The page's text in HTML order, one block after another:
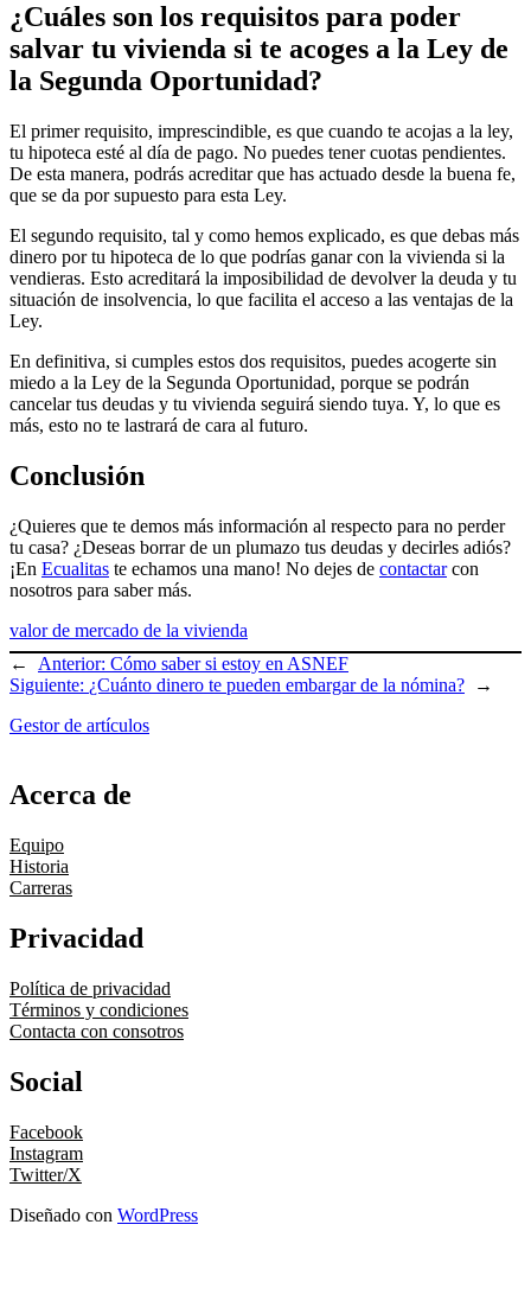
¿Cuáles son los requisitos para poder
salvar tu vivienda si te acoges a la Ley de
la Segunda Oportunidad?
El primer requisito, imprescindible, es que cuando te acojas a la ley,
tu hipoteca esté al día de pago. No puedes tener cuotas pendientes.
De esta manera, podrás acreditar que has actuado desde la buena fe,
que se da por supuesto para esta Ley.
El segundo requisito, tal y como hemos explicado, es que debas más
dinero por tu hipoteca de lo que podrías ganar con la vivienda si la
vendieras. Esto acreditará la imposibilidad de devolver la deuda y tu
situación de insolvencia, lo que facilita el acceso a las ventajas de la
Ley.
En definitiva, si cumples estos dos requisitos, puedes acogerte sin
miedo a la Ley de la Segunda Oportunidad, porque se podrán
cancelar tus deudas y tu vivienda seguirá siendo tuya. Y, lo que es
más, esto no te lastrará de cara al futuro.
Conclusión
¿Quieres que te demos más información al respecto para no perder
tu casa? ¿Deseas borrar de un plumazo tus deudas y decirles adiós?
¡En Ecualitas te echamos una mano! No dejes de contactarcon
nosotros para saber más.
valor de mercado de la vivienda
←
Anterior: Cómo saber si estoy en ASNEF
Siguiente: ¿Cuánto dinero te pueden embargar de la nómina?
→
Gestor de artículos
Acerca de
Equipo
Historia
Carreras
Privacidad
Política de privacidad
Términos y condiciones
Contacta con consotros
Social
Facebook
Instagram
Twitter/X
Diseñado con WordPress